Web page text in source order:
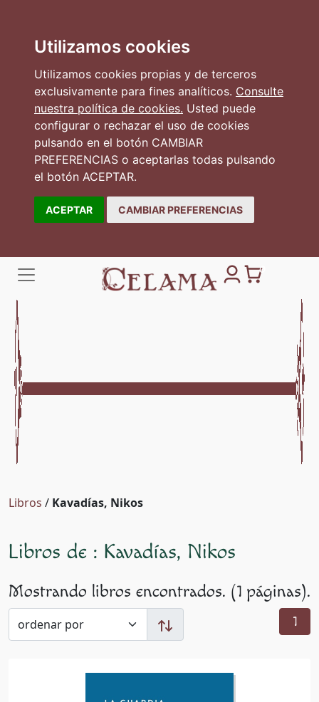
Utilizamos cookies
Utilizamos cookies propias y de terceros
exclusivamente para fines analíticos. Consulte
nuestra política de cookies. Usted puede
configurar o rechazar el uso de cookies
pulsando en el botón CAMBIAR
PREFERENCIAS o aceptarlas todas pulsando
el botón ACEPTAR.
ACEPTAR CAMBIAR PREFERENCIAS
0
Libros / Kavadías, Nikos
Libros de : Kavadías, Nikos
Mostrando libros encontrados. (1 páginas).
1